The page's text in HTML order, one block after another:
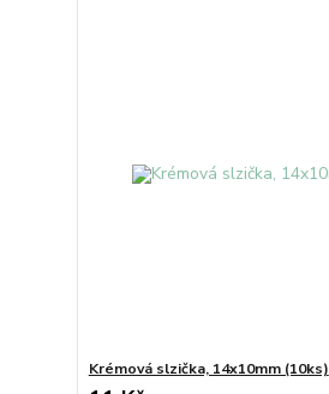
Krémová slzička, 14x10mm (10ks)